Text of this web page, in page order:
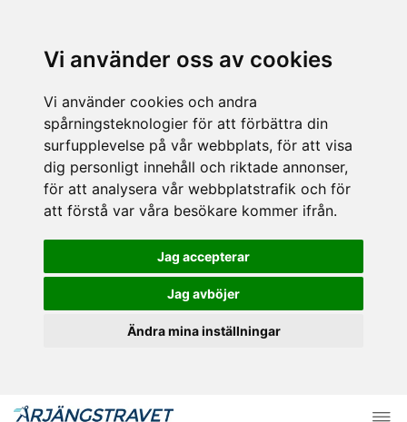
Vi använder oss av cookies
Vi använder cookies och andra
spårningsteknologier för att förbättra din
surfupplevelse på vår webbplats, för att visa
dig personligt innehåll och riktade annonser,
för att analysera vår webbplatstrafik och för
att förstå var våra besökare kommer ifrån.
Jag accepterar
Jag avböjer
Ändra mina inställningar